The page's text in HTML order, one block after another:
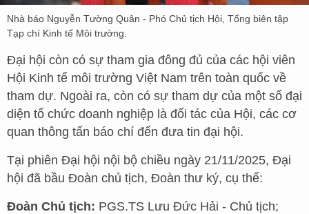
Nhà báo Nguyễn Tường Quân - Phó Chủ tịch Hội, Tổng biên tập
Tạp chí Kinh tế Môi trường.
Đại hội còn có sự tham gia đông đủ của các hội viên
Hội Kinh tế môi trường Việt Nam trên toàn quốc về
tham dự. Ngoài ra, còn có sự tham dự của một số đại
diện tổ chức doanh nghiệp là đối tác của Hội, các cơ
quan thông tấn báo chí đến đưa tin đại hội.
Tại phiên Đại hội nội bộ chiều ngày 21/11/2025, Đại
hội đã bầu Đoàn chủ tịch, Đoàn thư ký, cụ thể:
Đoàn Chủ tịch: PGS.TS Lưu Đức Hải - Chủ tịch;